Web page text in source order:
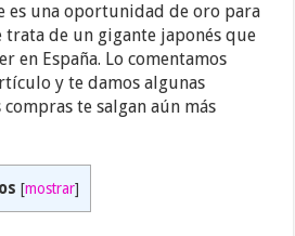
es una oportunidad de oro para
trata de un gigante japonés que
en España. Lo comentamos
y te damos algunas
te salgan aún más
[mostrar]